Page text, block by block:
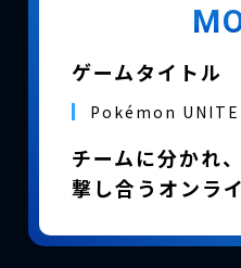
ゲームタイトル
Pokémon UNITE
チームに分かれ
撃し合うオンラ